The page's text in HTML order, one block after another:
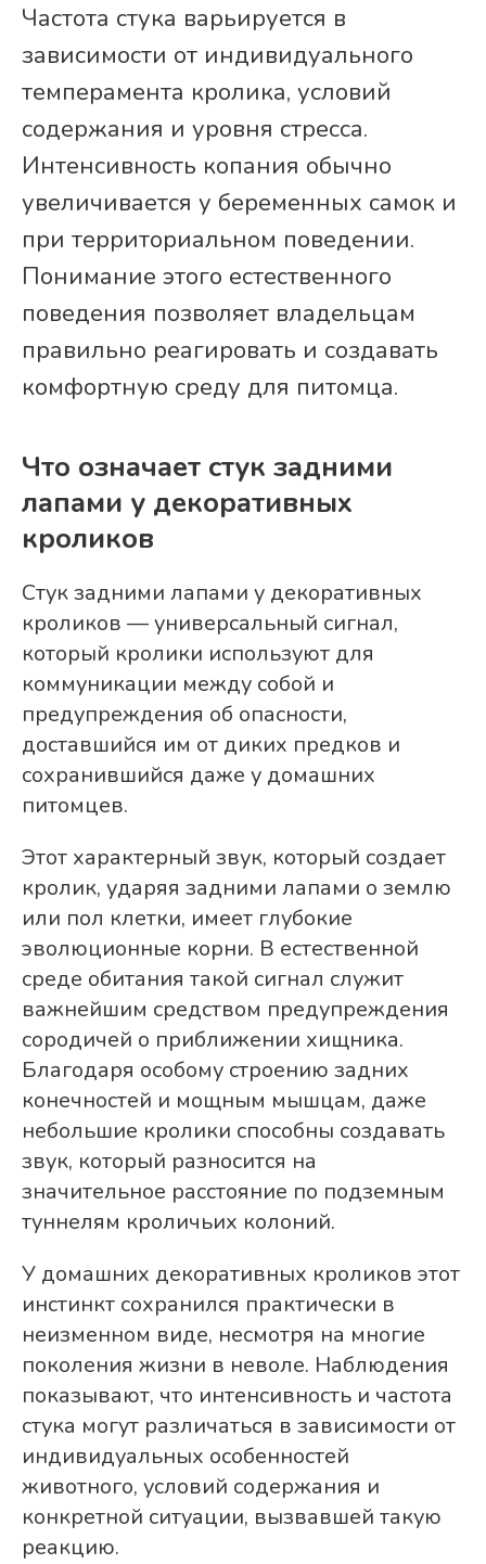
Частота стука варьируется в
зависимости от индивидуального
темперамента кролика, условий
содержания и уровня стресса.
Интенсивность копания обычно
увеличивается у беременных самок и
при территориальном поведении.
Понимание этого естественного
поведения позволяет владельцам
правильно реагировать и создавать
комфортную среду для питомца.
Что означает стук задними
лапами у декоративных
кроликов
Стук задними лапами у декоративных
кроликов — универсальный сигнал,
который кролики используют для
коммуникации между собой и
предупреждения об опасности,
доставшийся им от диких предков и
сохранившийся даже у домашних
питомцев.
Этот характерный звук, который создает
кролик, ударяя задними лапами о землю
или пол клетки, имеет глубокие
эволюционные корни. В естественной
среде обитания такой сигнал служит
важнейшим средством предупреждения
сородичей о приближении хищника.
Благодаря особому строению задних
конечностей и мощным мышцам, даже
небольшие кролики способны создавать
звук, который разносится на
значительное расстояние по подземным
туннелям кроличьих колоний.
У домашних декоративных кроликов этот
инстинкт сохранился практически в
неизменном виде, несмотря на многие
поколения жизни в неволе. Наблюдения
показывают, что интенсивность и частота
стука могут различаться в зависимости от
индивидуальных особенностей
животного, условий содержания и
конкретной ситуации, вызвавшей такую
реакцию.